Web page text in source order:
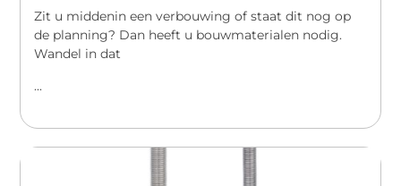
Zit u middenin een verbouwing of staat dit nog op
de planning? Dan heeft u bouwmaterialen nodig.
Wandel in dat
...